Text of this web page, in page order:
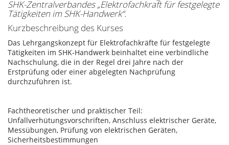
SHK-Zentralverbandes „Elektrofachkraft für festgelegte
Tätigkeiten im SHK-Handwerk“.
Kurzbeschreibung des Kurses
Das Lehrgangskonzept für Elektrofachkräfte für festgelegte
Tätigkeiten im SHK-Handwerk beinhaltet eine verbindliche
Nachschulung, die in der Regel drei Jahre nach der
Erstprüfung oder einer abgelegten Nachprüfung
durchzuführen ist.
Fachtheoretischer und praktischer Teil:
Unfallverhütungsvorschriften, Anschluss elektrischer Geräte,
Messübungen, Prüfung von elektrischen Geräten,
Sicherheitsbestimmungen